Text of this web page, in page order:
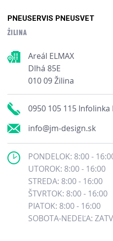
PNEUSERVIS PNEUSVET
ŽILINA
Areál ELMAX
Dlhá 85E
010 09 Žilina
0950 105 115 Infolinka
info@jm-design.sk
PONDELOK: 8:00 -
UTOROK: 8:00 - 16:00
STREDA: 8:00 - 16:00
ŠTVRTOK: 8:00 - 16:00
PIATOK: 8:00 - 16:00
SOBOTA-NEDEĽA: